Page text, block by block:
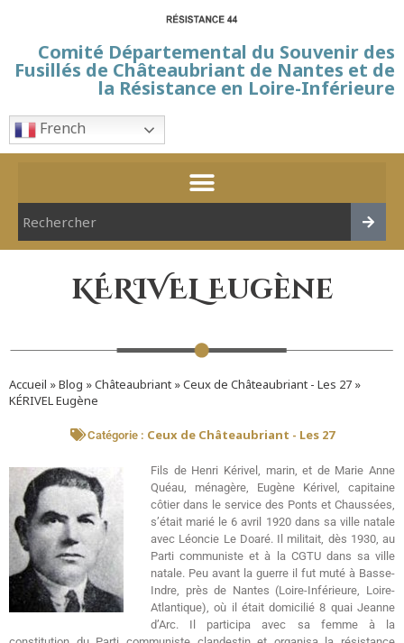
Comité Départemental du Souvenir des
Fusillés de Châteaubriant de Nantes et de
la Résistance en Loire-Inférieure
French
KÉRIVEL Eugène
Accueil »Blog »Châteaubriant »Ceux de Châteaubriant - Les 27 »
KÉRIVEL Eugène
Catégorie : Ceux de Châteaubriant - Les 27
Fils de Henri Kérivel, marin, et de Marie Anne
Quéau, ménagère, Eugène Kérivel, capitaine
côtier dans le service des Ponts et Chaussées,
s’était marié le 6 avril 1920 dans sa ville natale
avec Léoncie Le Doaré. Il militait, dès 1930, au
Parti communiste et à la CGTU dans sa ville
natale. Peu avant la guerre il fut muté à Basse-
Indre, près de Nantes (Loire-Inférieure, Loire-
Atlantique), où il était domicilié 8 quai Jeanne
d’Arc. Il participa avec sa femme à la